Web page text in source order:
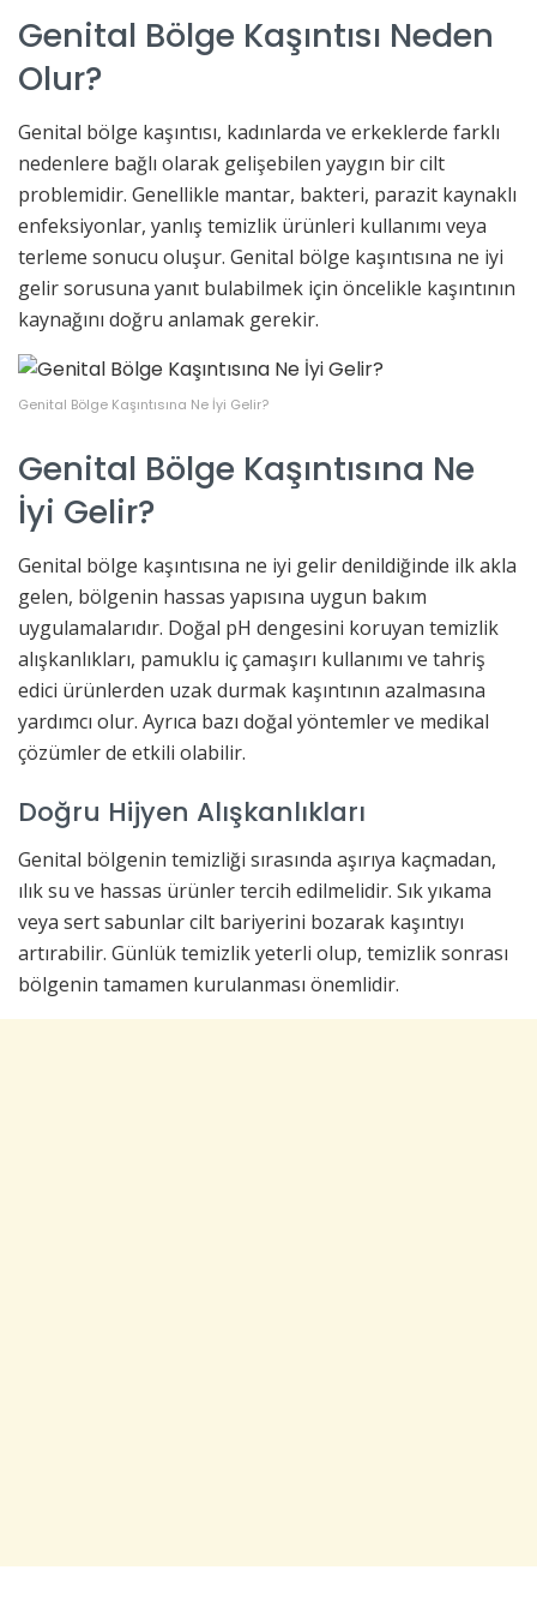
Genital Bölge Kaşıntısı Neden
Olur?
Genital bölge kaşıntısı, kadınlarda ve erkeklerde farklı
nedenlere bağlı olarak gelişebilen yaygın bir cilt
problemidir. Genellikle mantar, bakteri, parazit kaynaklı
enfeksiyonlar, yanlış temizlik ürünleri kullanımı veya
terleme sonucu oluşur. Genital bölge kaşıntısına ne iyi
gelir sorusuna yanıt bulabilmek için öncelikle kaşıntının
kaynağını doğru anlamak gerekir.
Genital Bölge Kaşıntısına Ne İyi Gelir?
Genital Bölge Kaşıntısına Ne
İyi Gelir?
Genital bölge kaşıntısına ne iyi gelir denildiğinde ilk akla
gelen, bölgenin hassas yapısına uygun bakım
uygulamalarıdır. Doğal pH dengesini koruyan temizlik
alışkanlıkları, pamuklu iç çamaşırı kullanımı ve tahriş
edici ürünlerden uzak durmak kaşıntının azalmasına
yardımcı olur. Ayrıca bazı doğal yöntemler ve medikal
çözümler de etkili olabilir.
Doğru Hijyen Alışkanlıkları
Genital bölgenin temizliği sırasında aşırıya kaçmadan,
ılık su ve hassas ürünler tercih edilmelidir. Sık yıkama
veya sert sabunlar cilt bariyerini bozarak kaşıntıyı
artırabilir. Günlük temizlik yeterli olup, temizlik sonrası
bölgenin tamamen kurulanması önemlidir.